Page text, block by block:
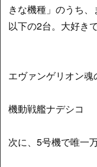
きな機種」のうち
以下の2台。大好きで
エヴァンゲリオン魂
機動戦艦ナデシコ
次に、5号機で唯一